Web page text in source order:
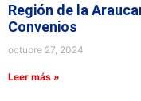
Región de la
Convenios
octubre 27, 2024
Leer más »